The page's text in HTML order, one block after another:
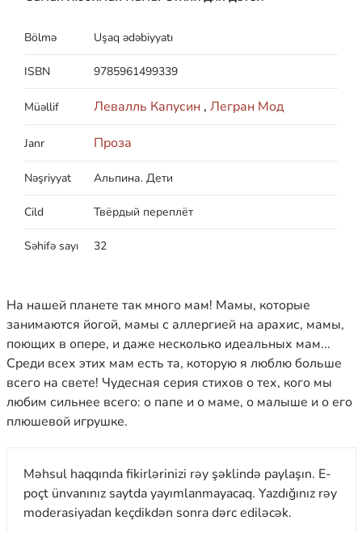
Bölmə Uşaq ədəbiyyatı
ISBN 9785961499339
Müəllif Левалль Капусин , Легран Мод
Janr Проза
Nəşriyyat Альпина. Дети
Cild Твёрдый переплёт
Səhifə sayı 32
На нашей планете так много мам! Мамы, которые
занимаются йогой, мамы с аллергией на арахис, мамы,
поющих в опере, и даже несколько идеальных мам...
Среди всех этих мам есть та, которую я люблю больше
всего на свете! Чудесная серия стихов о тех, кого мы
любим сильнее всего: о папе и о маме, о малыше и о его
плюшевой игрушке.
Məhsul haqqında fikirlərinizi rəy şəklində paylaşın. E-
poçt ünvanınız saytda yayımlanmayacaq. Yazdığınız rəy
moderasiyadan keçdikdən sonra dərc ediləcək.